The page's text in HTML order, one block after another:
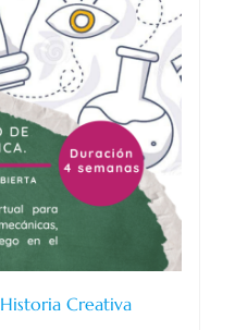
Historia Creativa